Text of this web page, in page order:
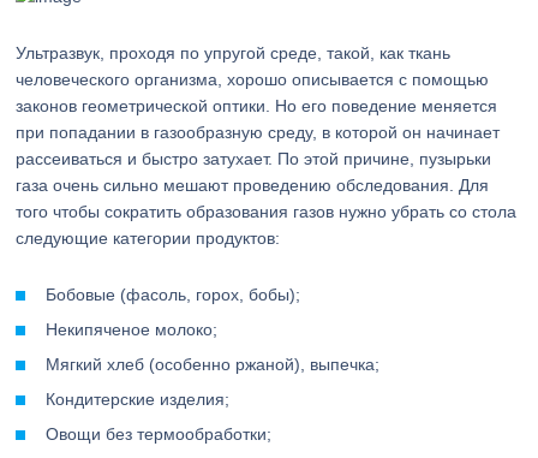
Ультразвук, проходя по упругой среде, такой, как ткань
человеческого организма, хорошо описывается с помощью
законов геометрической оптики. Но его поведение меняется
при попадании в газообразную среду, в которой он начинает
рассеиваться и быстро затухает. По этой причине, пузырьки
газа очень сильно мешают проведению обследования. Для
того чтобы сократить образования газов нужно убрать со стола
следующие категории продуктов:
Бобовые (фасоль, горох, бобы);
Некипяченое молоко;
Мягкий хлеб (особенно ржаной), выпечка;
Кондитерские изделия;
Овощи без термообработки;